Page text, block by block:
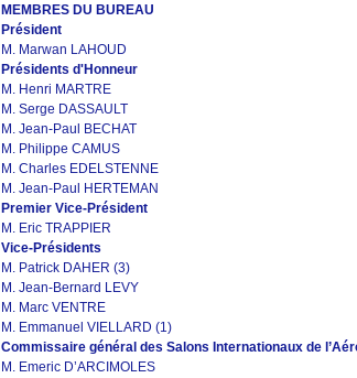
MEMBRES DU BUREAU
Président
M. Marwan LAHOUD
Présidents d'Honneur
M. Henri MARTRE
M. Serge DASSAULT
M. Jean-Paul BECHAT
M. Philippe CAMUS
M. Charles EDELSTENNE
M. Jean-Paul HERTEMAN
Premier Vice-Président
M. Eric TRAPPIER
Vice-Présidents
M. Patrick DAHER (3)
M. Jean-Bernard LEVY
M. Marc VENTRE
M. Emmanuel VIELLARD (1)
Commissaire général des Salons Internationaux de
M. Emeric D’ARCIMOLES